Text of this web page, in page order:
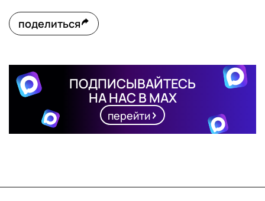
поделиться
ПОДПИСЫВАЙТЕСЬ
НА НАС В MAX
перейти